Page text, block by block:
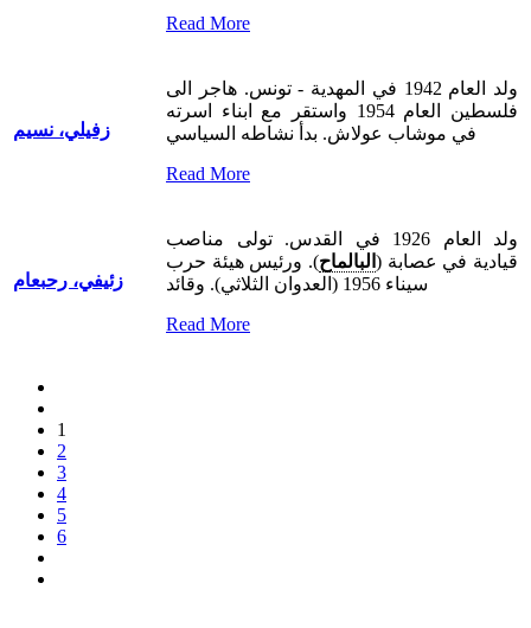
Read More
زفيلي، نسيم
ولد العام 1942 في المهدية - تونس. هاجر الى
فلسطين العام 1954 واستقر مع ابناء اسرته
في موشاب عولاش. بدأ نشاطه السياسي
Read More
زئيفي، رحبعام
ولد العام 1926 في القدس. تولى مناصب
قيادية في عصابة ( البالماح). ورئيس هيئة حرب
سيناء 1956 (العدوان الثلاثي). وقائد
Read More
1
2
3
4
5
6